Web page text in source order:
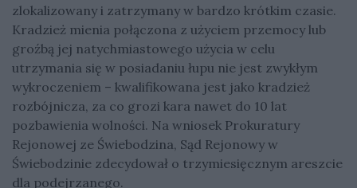
zlokalizowany i zatrzymany w bardzo krótkim czasie.
Kradzież mienia połączona z użyciem przemocy lub
groźbą jej natychmiastowego użycia w celu
utrzymania się w posiadaniu łupu nie jest zwykłym
wykroczeniem – kwalifikowana jest jako kradzież
rozbójnicza, za co grozi kara nawet do 10 lat
pozbawienia wolności. Na wniosek Prokuratury
Rejonowej ze Świebodzina, Sąd Rejonowy w
Świebodzinie zdecydował o trzymiesięcznym areszcie
dla podejrzanego.